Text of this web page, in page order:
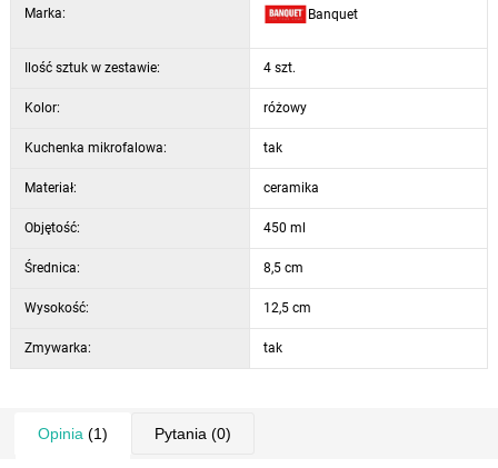
Marka: Banquet
Ilość sztuk w zestawie: 4 szt.
Kolor: różowy
Kuchenka mikrofalowa: tak
Materiał: ceramika
Objętość: 450 ml
Średnica: 8,5 cm
Wysokość: 12,5 cm
Zmywarka: tak
Opinia (1) Pytania (0)